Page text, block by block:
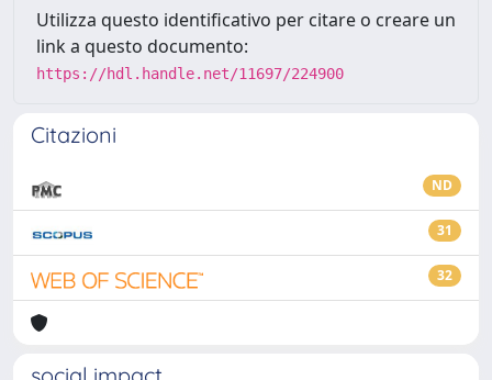
Utilizza questo identificativo per citare o creare un
link a questo documento:
https://hdl.handle.net/11697/224900
Citazioni
ND
31
32